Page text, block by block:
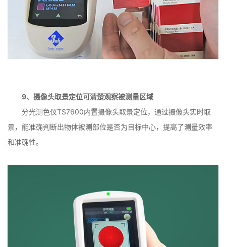
9、摄像头取景定位可清楚观察被测量区域
分光测色仪TS7600内置摄像头取景定位，通过摄像头实时取
景，能准确判断出物体被测部位是否为目标中心，提高了测量效率
和准确性。